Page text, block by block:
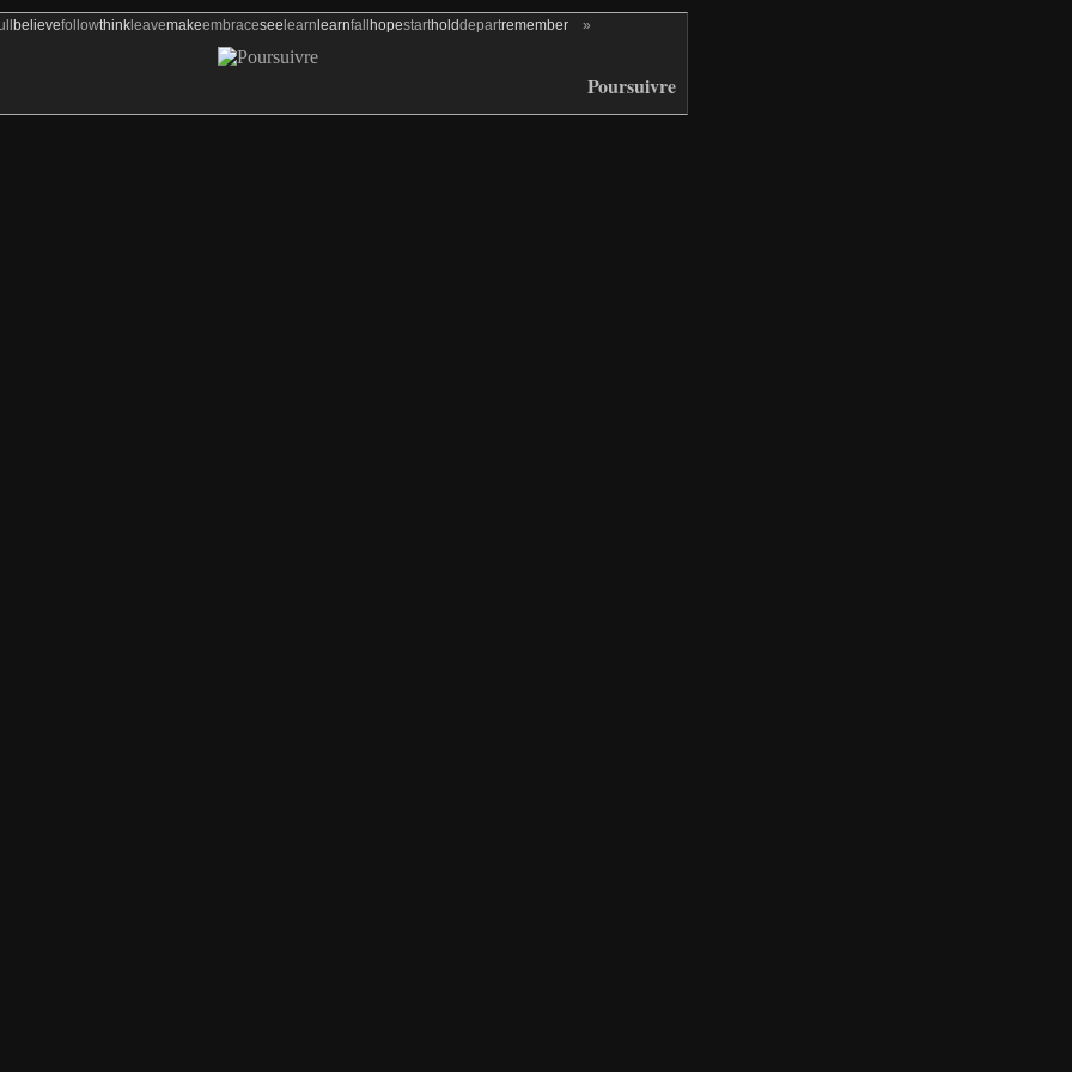
believefollowthinkleavemakeembracesee learn learnfall hopestartholddepartremember »
Poursuivre